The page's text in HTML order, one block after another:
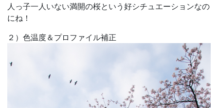
人っ子一人いない満開の桜という好シチュエーションなの
にね！
２）色温度＆プロファイル補正